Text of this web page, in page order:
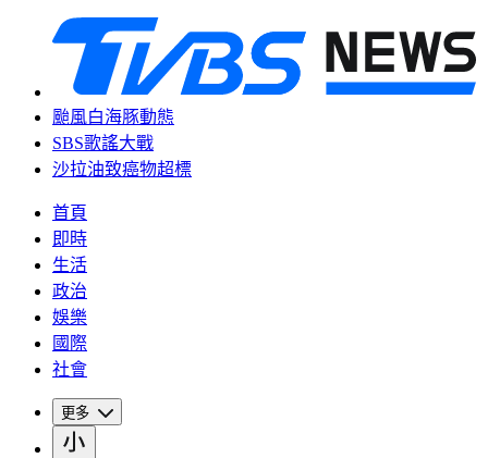
颱風白海豚動態
SBS歌謠大戰
沙拉油致癌物超標
首頁
即時
生活
政治
娛樂
國際
社會
更多